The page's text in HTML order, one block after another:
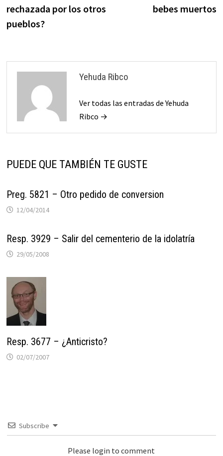
entradas
rechazada por los otros
pueblos?
bebes muertos
Yehuda Ribco
Ver todas las entradas de Yehuda
Ribco →
PUEDE QUE TAMBIÉN TE GUSTE
Preg. 5821 – Otro pedido de conversion
12/04/2014
Resp. 3929 – Salir del cementerio de la idolatría
29/05/2008
Resp. 3677 – ¿Anticristo?
02/07/2007
Subscribe
Please login to comment